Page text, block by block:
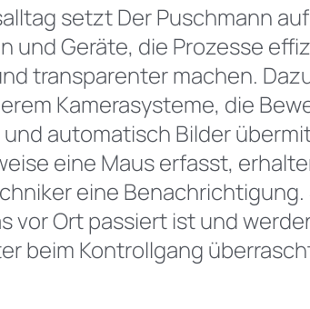
setzt Der Puschmann
und Geräte, die Prozesse
transparenter machen.
Kamerasysteme, die
automatisch Bilder
eine Maus erfasst,
eine Benachrichtigung.
vor Ort passiert ist und
beim Kontrollgang